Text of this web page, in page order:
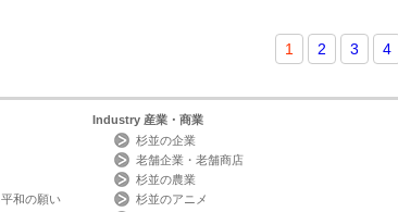
1 2 3 4
和の願い
Industry 産業・商業
杉並の企業
老舗企業・老舗商店
杉並の農業
杉並のアニメ